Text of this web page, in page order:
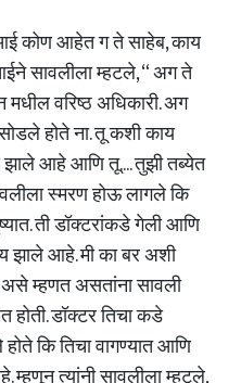
कोण आहेत ग ते साहेब, काय
सावलीला म्हटले, “ अग ते
वरिष्ठ अधिकारी. अग
होते ना. तू कशी काय
आहे आणि तू.... तुझी तब्येत
स्मरण होऊ लागले कि
ती डॉक्टरांकडे गेली आणि
झाले आहे. मी का बर अशी
म्हणत असतांना सावली
डॉक्टर तिचा कडे
कि तिचा वागण्यात आणि